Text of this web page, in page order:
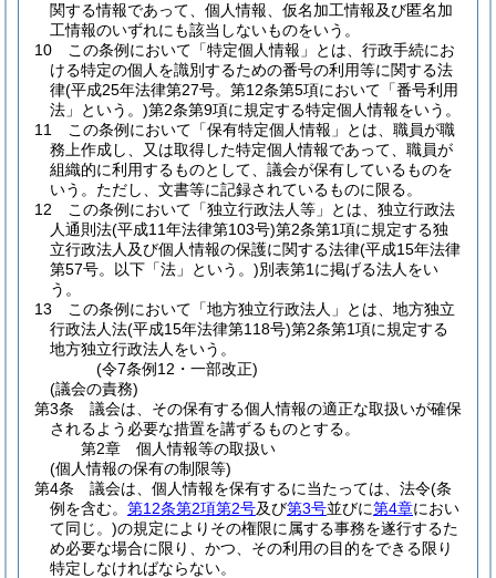
関する情報であって、個人情報、仮名加工情報及び匿名加
工情報のいずれにも該当しないものをいう。
10
この条例において「特定個人情報」とは、行政手続にお
ける特定の個人を識別するための番号の利用等に関する法
律(平成25年法律第27号。第12条第5項において「番号利用
法」という。)第2条第9項に規定する特定個人情報をいう。
11
この条例において「保有特定個人情報」とは、職員が職
務上作成し、又は取得した特定個人情報であって、職員が
組織的に利用するものとして、議会が保有しているものを
いう。 ただし、文書等に記録されているものに限る。
12
この条例において「独立行政法人等」とは、独立行政法
人通則法(平成11年法律第103号)第2条第1項に規定する独
立行政法人及び個人情報の保護に関する法律(平成15年法律
第57号。以下「法」という。)別表第1に掲げる法人をい
う。
13
この条例において「地方独立行政法人」とは、地方独立
行政法人法(平成15年法律第118号)第2条第1項に規定する
地方独立行政法人をいう。
(令7条例12・一部改正)
(議会の責務)
第3条
議会は、その保有する個人情報の適正な取扱いが確保
されるよう必要な措置を講ずるものとする。
第2章
個人情報等の取扱い
(個人情報の保有の制限等)
第4条
議会は、個人情報を保有するに当たっては、法令(条
例を含む。 第12条第2項第2号及び第3号並びに第4章におい
て同じ。)の規定によりその権限に属する事務を遂行するた
め必要な場合に限り、かつ、その利用の目的をできる限り
特定しなければならない。